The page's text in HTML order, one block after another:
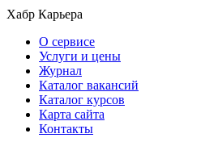
Хабр Карьера
О сервисе
Услуги и цены
Журнал
Каталог вакансий
Каталог курсов
Карта сайта
Контакты